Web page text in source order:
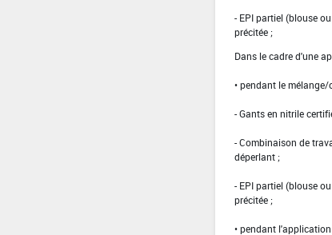
- EPI partiel (blouse
précitée ;
Dans le cadre d'une
• pendant le
- Gants en nitrile
- Combinaison de
déperlant ;
- EPI partiel (blouse
précitée ;
• pendant l'application